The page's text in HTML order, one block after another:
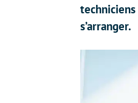
s’arranger.